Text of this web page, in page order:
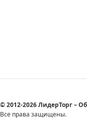
© 2012-2026 ЛидерТорг –
Все права защищены.